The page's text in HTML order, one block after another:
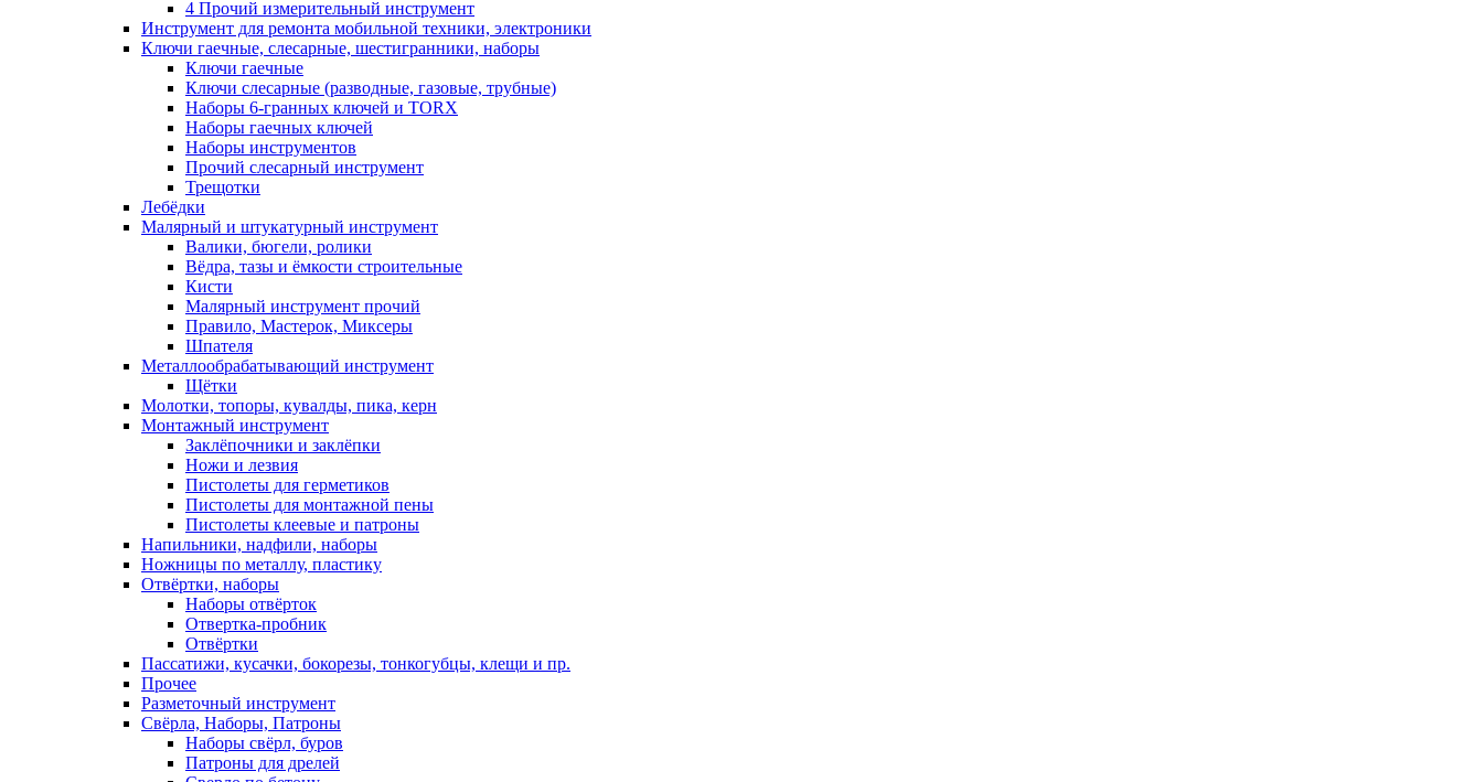
4 Прочий измерительный инструмент
Инструмент для ремонта мобильной техники, электроники
Ключи гаечные, слесарные, шестигранники, наборы
Ключи гаечные
Ключи слесарные (разводные, газовые, трубные)
Наборы 6-гранных ключей и TORX
Наборы гаечных ключей
Наборы инструментов
Прочий слесарный инструмент
Трещотки
Лебёдки
Малярный и штукатурный инструмент
Валики, бюгели, ролики
Вёдра, тазы и ёмкости строительные
Кисти
Малярный инструмент прочий
Правило, Мастерок, Миксеры
Шпателя
Металлообрабатывающий инструмент
Щётки
Молотки, топоры, кувалды, пика, керн
Монтажный инструмент
Заклёпочники и заклёпки
Ножи и лезвия
Пистолеты для герметиков
Пистолеты для монтажной пены
Пистолеты клеевые и патроны
Напильники, надфили, наборы
Ножницы по металлу, пластику
Отвёртки, наборы
Наборы отвёрток
Отвертка-пробник
Отвёртки
Пассатижи, кусачки, бокорезы, тонкогубцы, клещи и пр.
Прочее
Разметочный инструмент
Свёрла, Наборы, Патроны
Наборы свёрл, буров
Патроны для дрелей